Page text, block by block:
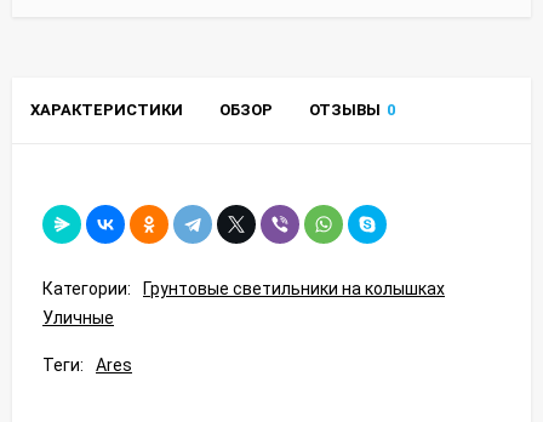
ХАРАКТЕРИСТИКИ ОБЗОР ОТЗЫВЫ 0
Категории:
Грунтовые светильники на колышках
Уличные
Теги: Ares